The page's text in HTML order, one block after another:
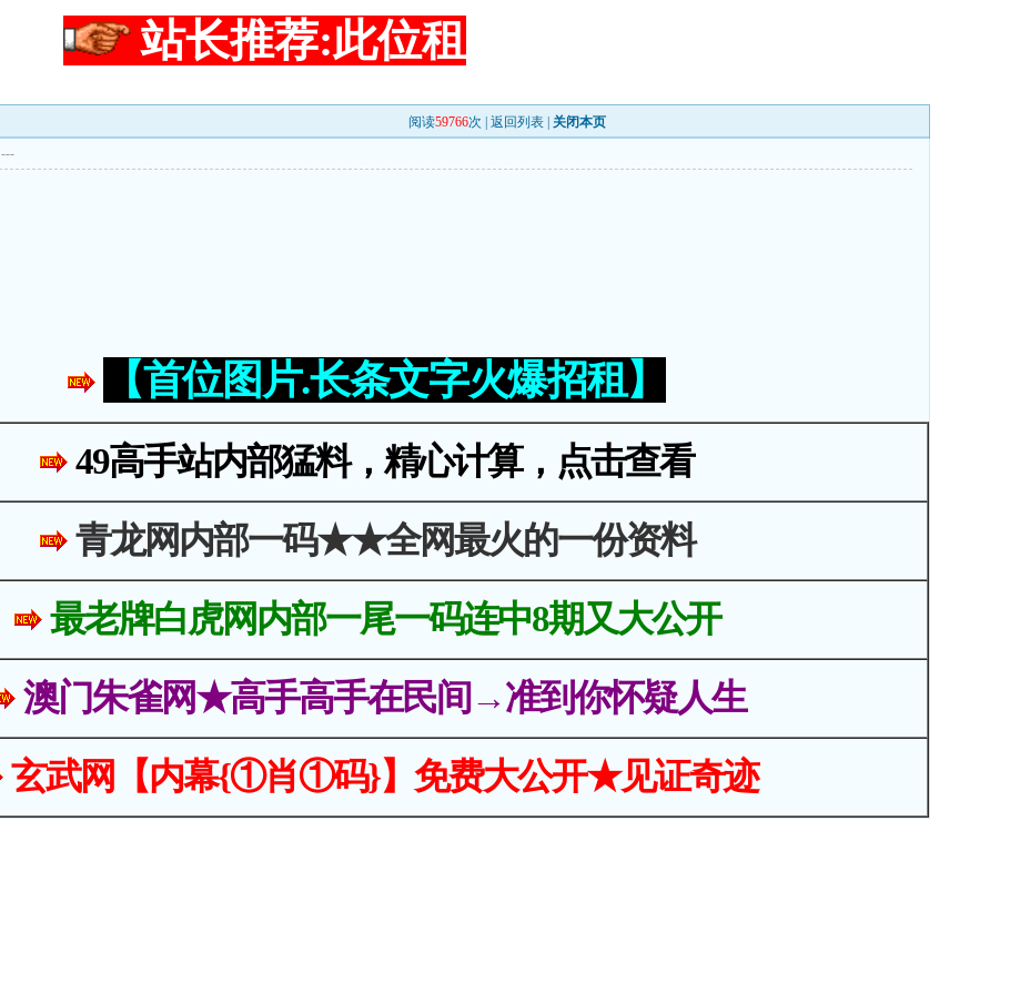
站长推荐:此位租
阅读59766次 | 返回列表 关闭本页
---
【首位图片.长条文字火爆招租】
49高手站内部猛料，精心计算，点击查看
青龙网内部一码★★全网最火的一份资料
最老牌白虎网内部一尾一码连中8期又大公开
澳门朱雀网★高手高手在民间→准到你怀疑人生
玄武网【内幕{①肖①码}】免费大公开★见证奇迹